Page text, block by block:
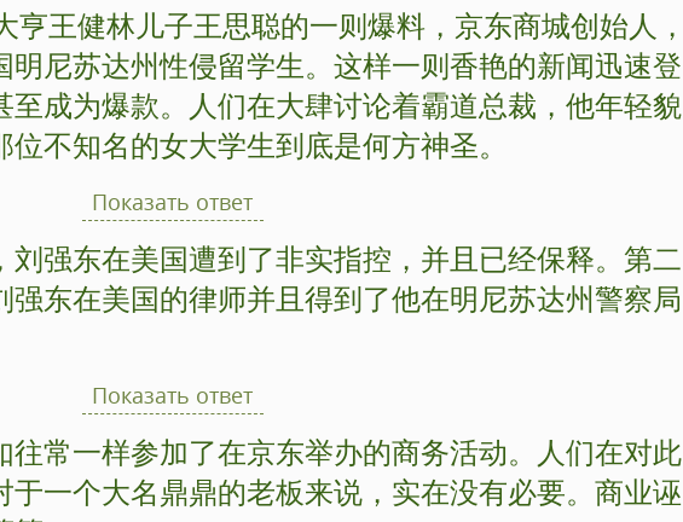
王健林儿子王思聪的一则爆料，京东商城创始人，
尼苏达州性侵留学生。这样一则香艳的新闻迅速登
至成为爆款。人们在大肆讨论着霸道总裁，他年轻貌
不知名的女大学生到底是何方神圣。
Показать ответ
强东在美国遭到了非实指控，并且已经保释。第二
东在美国的律师并且得到了他在明尼苏达州警察局
Показать ответ
常一样参加了在京东举办的商务活动。人们在对此
一个大名鼎鼎的老板来说，实在没有必要。商业诬